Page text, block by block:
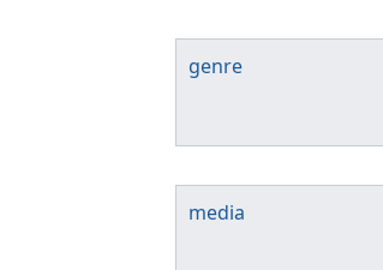
genre
media